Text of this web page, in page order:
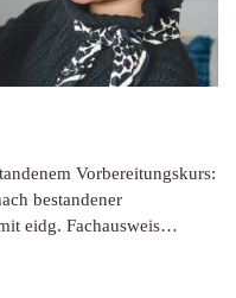
Vorbereitungskurs:
bestandener
eidg. Fachausweis…